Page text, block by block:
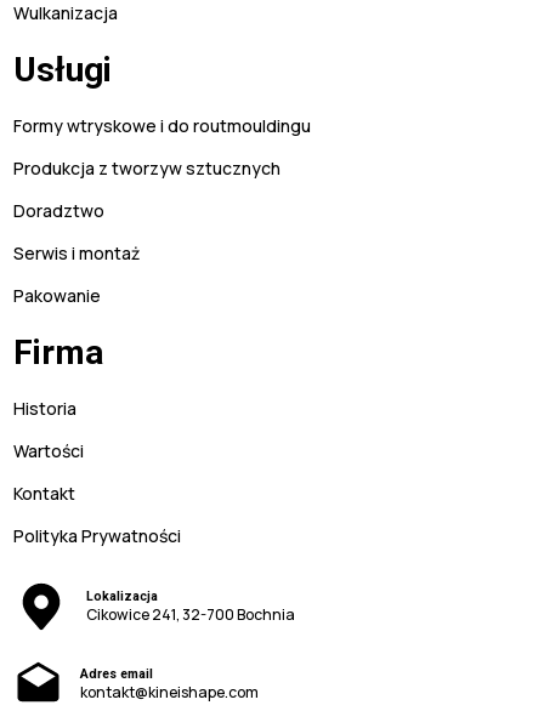
Wulkanizacja
Usługi
Formy wtryskowe i do routmouldingu
Produkcja z tworzyw sztucznych
Doradztwo
Serwis i montaż
Pakowanie
Firma
Historia
Wartości
Kontakt
Polityka Prywatności
Lokalizacja
Cikowice 241, 32-700 Bochnia
Adres email
kontakt@kineishape.com